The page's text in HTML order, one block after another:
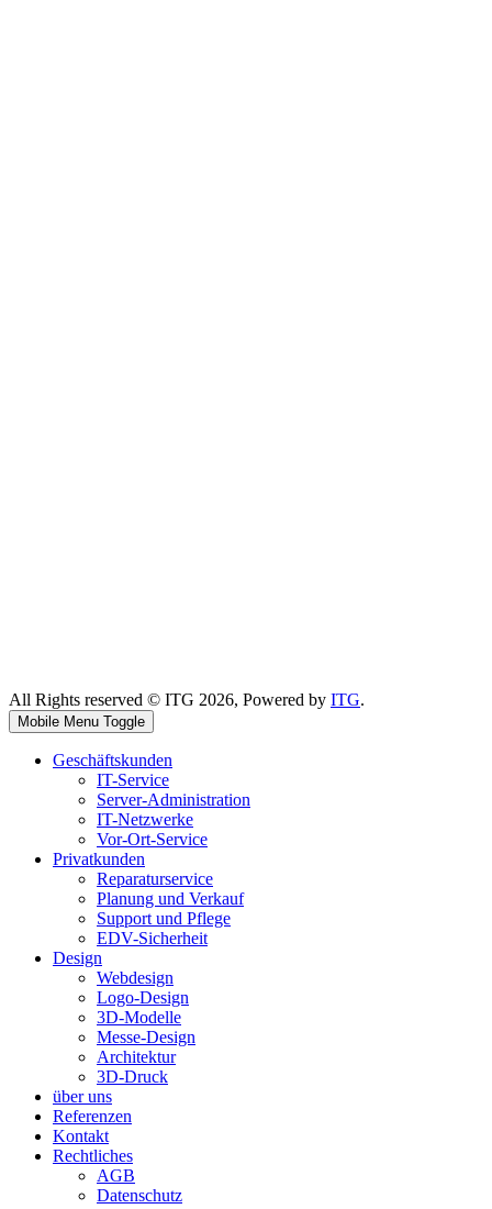
All Rights reserved © ITG 2026, Powered by ITG.
Mobile Menu Toggle
Geschäftskunden
IT-Service
Server-Administration
IT-Netzwerke
Vor-Ort-Service
Privatkunden
Reparaturservice
Planung und Verkauf
Support und Pflege
EDV-Sicherheit
Design
Webdesign
Logo-Design
3D-Modelle
Messe-Design
Architektur
3D-Druck
über uns
Referenzen
Kontakt
Rechtliches
AGB
Datenschutz